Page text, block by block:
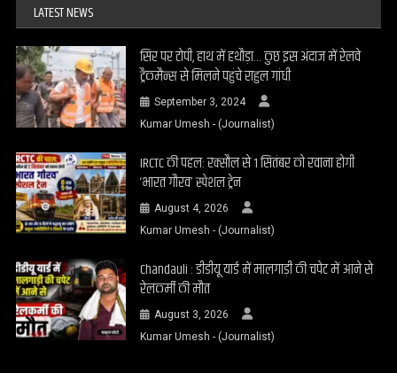
LATEST NEWS
सिर पर टोपी, हाथ में हथौड़ा… कुछ इस अंदाज में रेलवे
ट्रैकमैन्स से मिलने पहुंचे राहुल गांधी
September 3, 2024
Kumar Umesh - (Journalist)
IRCTC की पहल: रक्सौल से 1 सितंबर को रवाना होगी
‘भारत गौरव’ स्पेशल ट्रेन
August 4, 2026
Kumar Umesh - (Journalist)
Chandauli : डीडीयू यार्ड में मालगाड़ी की चपेट में आने से
रेलकर्मी की मौत
August 3, 2026
Kumar Umesh - (Journalist)